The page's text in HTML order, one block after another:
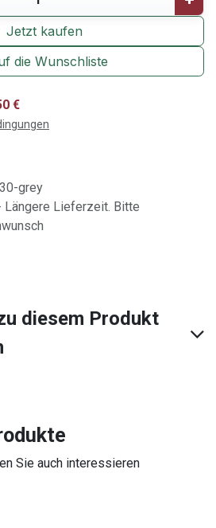
Jetzt kaufen
die Wunschliste
€
grey
Längere Lieferzeit. Bitte
diesem Produkt
Sie auch interessieren